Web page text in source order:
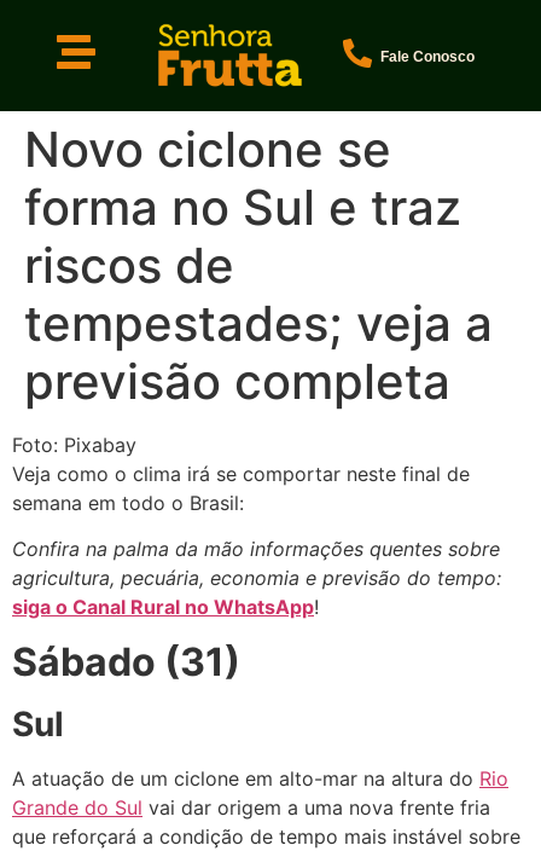
Fale Conosco
Novo ciclone se
forma no Sul e traz
riscos de
tempestades; veja a
previsão completa
Foto: Pixabay
Veja como o clima irá se comportar neste final de
semana em todo o Brasil:
Confira na palma da mão informações quentes sobre
agricultura, pecuária, economia e previsão do tempo:
siga o Canal Rural no WhatsApp!
Sábado (31)
Sul
A atuação de um ciclone em alto-mar na altura do Rio
Grande do Sul vai dar origem a uma nova frente fria
que reforçará a condição de tempo mais instável sobre